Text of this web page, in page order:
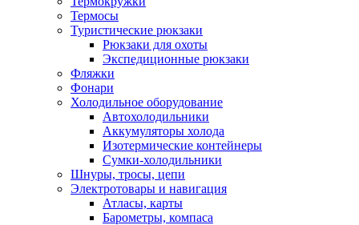
Термосы
Туристические рюкзаки
Рюкзаки для охоты
Экспедиционные рюкзаки
Фляжки
Фонари
Холодильное оборудование
Автохолодильники
Аккумуляторы холода
Изотермические контейнеры
Сумки-холодильники
Шнуры, тросы, цепи
Электротовары и навигация
Атласы, карты
Барометры, компаса